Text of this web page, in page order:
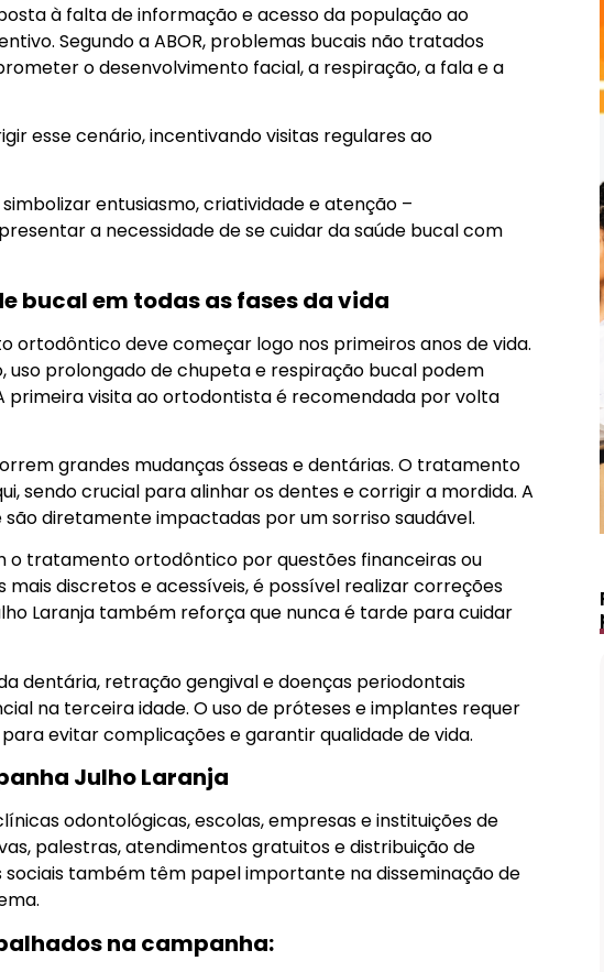
à falta de informação e acesso da população ao
Segundo a ABOR, problemas bucais não tratados
o desenvolvimento facial, a respiração, a fala e a
esse cenário, incentivando visitas regulares ao
entusiasmo, criatividade e atenção –
a necessidade de se cuidar da saúde bucal com
bucal em todas as fases da vida
ortodôntico deve começar logo nos primeiros anos de vida.
uso prolongado de chupeta e respiração bucal podem
primeira visita ao ortodontista é recomendada por volta
grandes mudanças ósseas e dentárias. O tratamento
sendo crucial para alinhar os dentes e corrigir a mordida. A
diretamente impactadas por um sorriso saudável.
o tratamento ortodôntico por questões financeiras ou
mais discretos e acessíveis, é possível realizar correções
Laranja também reforça que nunca é tarde para cuidar
dentária, retração gengival e doenças periodontais
na terceira idade. O uso de próteses e implantes requer
evitar complicações e garantir qualidade de vida.
Julho Laranja
odontológicas, escolas, empresas e instituições de
palestras, atendimentos gratuitos e distribuição de
também têm papel importante na disseminação de
na campanha: